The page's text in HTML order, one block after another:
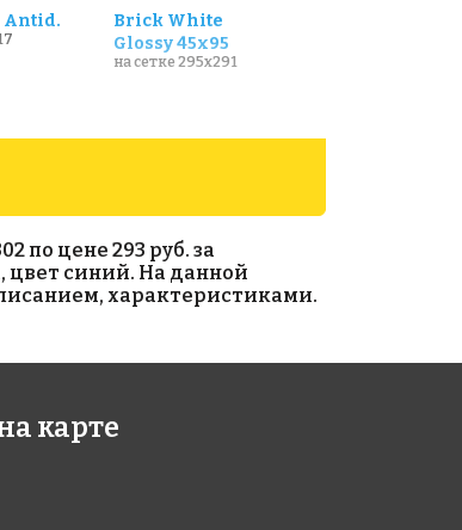
Antid.
Brick White
Glossy 45x95
на сетке 295x291
по цене 293 руб. за
цвет синий. На данной
характеристиками.
карте